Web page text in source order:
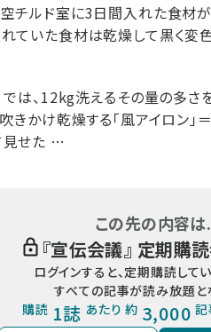
チルド室に3日間入れた食材
ていた食材は乾燥して黒く変
では、12kg洗えるその量の多さ
かけ乾燥する「風アイロン」
見せた …
この先の内容は
『宣伝会議』 定期購
ログインすると、定期購読して
すべての記事が読み放題と
購読 1誌 あたり 約 3,000 記